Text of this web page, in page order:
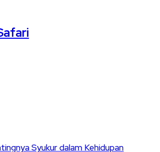
Syukur dalam Kehidupan